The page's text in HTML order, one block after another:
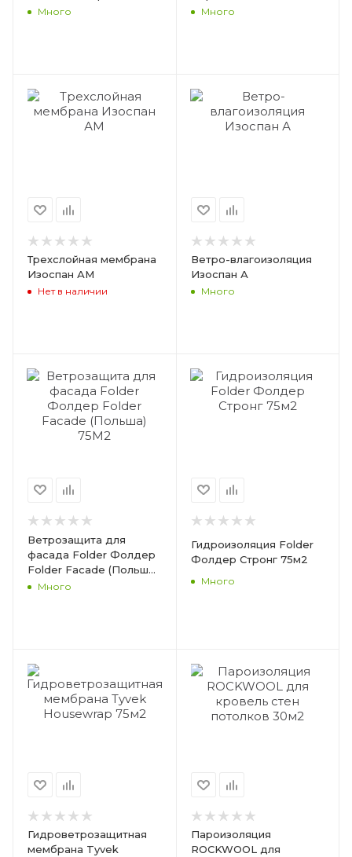
Много Много
Трехслойная мембрана
Изоспан АМ
Нет в наличии
Ветро-влагоизоляция
Изоспан А
Много
Ветрозащита для
фасада Folder Фолдер
Folder Facade (Польша)
75М2
Много
Гидроизоляция Folder
Фолдер Стронг 75м2
Много
Гидроветрозащитная
мембрана Tyvek
Пароизоляция
ROCKWOOL для